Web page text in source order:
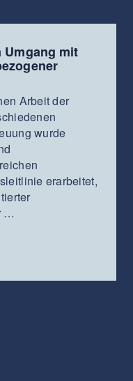
mit
Arbeit der
wurde
erarbeitet,
…